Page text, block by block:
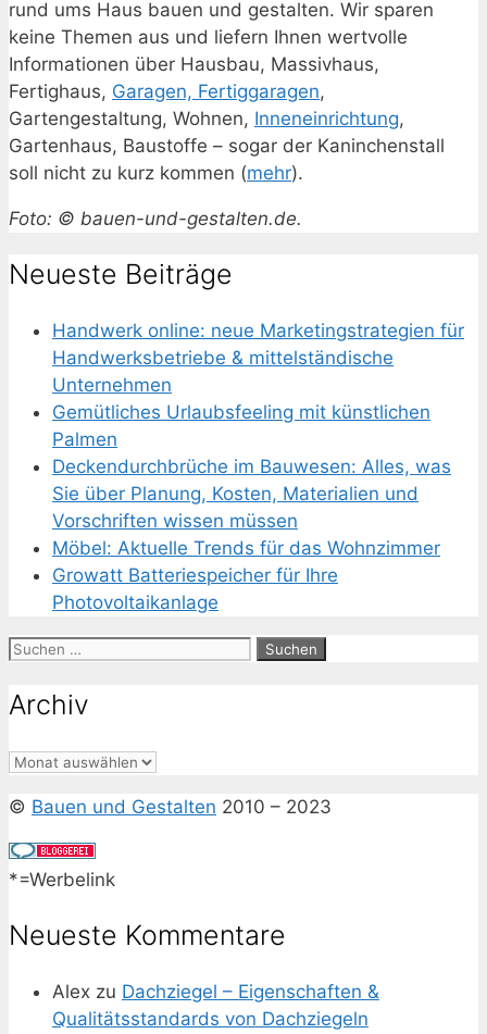
rund ums Haus bauen und gestalten. Wir sparen
keine Themen aus und liefern Ihnen wertvolle
Informationen über Hausbau, Massivhaus,
Fertighaus, Garagen, Fertiggaragen,
Gartengestaltung, Wohnen, Inneneinrichtung,
Gartenhaus, Baustoffe – sogar der Kaninchenstall
soll nicht zu kurz kommen (mehr).
Foto: © bauen-und-gestalten.de.
Neueste Beiträge
Handwerk online: neue Marketingstrategien für
Handwerksbetriebe & mittelständische
Unternehmen
Gemütliches Urlaubsfeeling mit künstlichen
Palmen
Deckendurchbrüche im Bauwesen: Alles, was
Sie über Planung, Kosten, Materialien und
Vorschriften wissen müssen
Möbel: Aktuelle Trends für das Wohnzimmer
Growatt Batteriespeicher für Ihre
Photovoltaikanlage
Suchen
Archiv
Archiv
© Bauen und Gestalten 2010 – 2023
*=Werbelink
Neueste Kommentare
Alex zu Dachziegel – Eigenschaften &
Qualitätsstandards von Dachziegeln